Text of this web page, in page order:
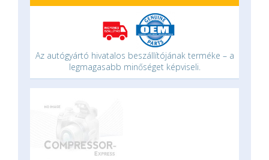
Az autógyártó hivatalos beszállítójának terméke – a
legmagasabb minőséget képviseli.